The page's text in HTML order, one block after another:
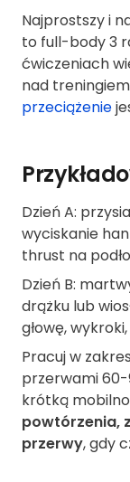
Najprostszy i
to full-body 3
ćwiczeniach
nad
przeciążenie
Dzień A:
wyciskanie
thrust na
Dzień B:
drążku lub
głowę,
Pracuj w
przerwami 60-
krótką
powtórzenia,
przerwy, gdy